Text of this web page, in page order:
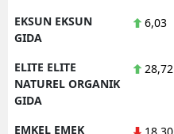
EKSUN EKSUN
GIDA
6,03
ELITE ELITE
NATUREL ORGANIK
GIDA
28,72
EMKEL EMEK
18,30